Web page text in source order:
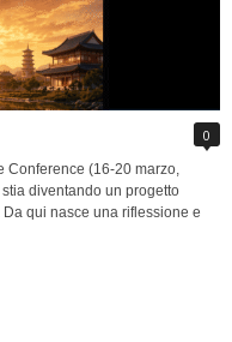
0
Conference (16-20 marzo,
diventando un progetto
qui nasce una riflessione e